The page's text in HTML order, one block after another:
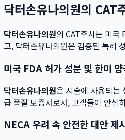
닥터손유나의원의 CAT
닥터손유나의원의 CAT주사는 미국
고, 닥터손유나의원은 검증된 특허
미국 FDA 허가 성분 및 한미
닥터손유나의원은 시술에 사용되는
급 품질 보증서로서, 고객들이 안심
NECA 우려 속 안전한 대안 제